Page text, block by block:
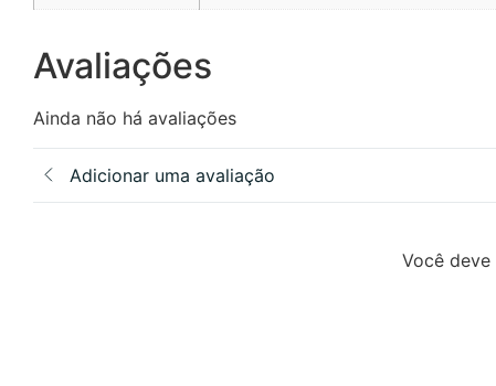
Avaliações
Ainda não há avaliações
Adicionar uma avaliação
Você